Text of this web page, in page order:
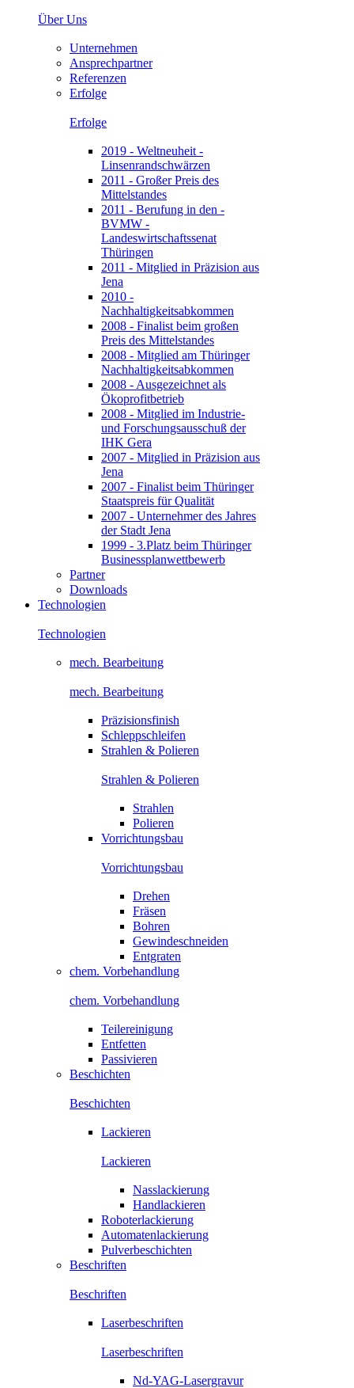
Über Uns
Unternehmen
Ansprechpartner
Referenzen
Erfolge
Erfolge
2019 - Weltneuheit -
Linsenrandschwärzen
2011 - Großer Preis des
Mittelstandes
2011 - Berufung in den -
BVMW -
Landeswirtschaftssenat
Thüringen
2011 - Mitglied in Präzision aus
Jena
2010 -
Nachhaltigkeitsabkommen
2008 - Finalist beim großen
Preis des Mittelstandes
2008 - Mitglied am Thüringer
Nachhaltigkeitsabkommen
2008 - Ausgezeichnet als
Ökoprofitbetrieb
2008 - Mitglied im Industrie-
und Forschungsausschuß der
IHK Gera
2007 - Mitglied in Präzision aus
Jena
2007 - Finalist beim Thüringer
Staatspreis für Qualität
2007 - Unternehmer des Jahres
der Stadt Jena
1999 - 3.Platz beim Thüringer
Businessplanwettbewerb
Partner
Downloads
Technologien
Technologien
mech. Bearbeitung
mech. Bearbeitung
Präzisionsfinish
Schleppschleifen
Strahlen & Polieren
Strahlen & Polieren
Strahlen
Polieren
Vorrichtungsbau
Vorrichtungsbau
Drehen
Fräsen
Bohren
Gewindeschneiden
Entgraten
chem. Vorbehandlung
chem. Vorbehandlung
Teilereinigung
Entfetten
Passivieren
Beschichten
Beschichten
Lackieren
Lackieren
Nasslackierung
Handlackieren
Roboterlackierung
Automatenlackierung
Pulverbeschichten
Beschriften
Beschriften
Laserbeschriften
Laserbeschriften
Nd-YAG-Lasergravur